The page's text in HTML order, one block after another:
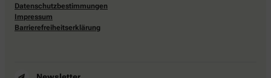
Datenschutzbestimmungen
Impressum
Barrierefreiheitserklärung